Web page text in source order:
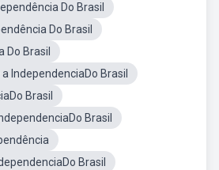
Do Brasil
Do Brasil
Do Brasil
IndependenciaDo Brasil
Brasil
Brasil
Brasil